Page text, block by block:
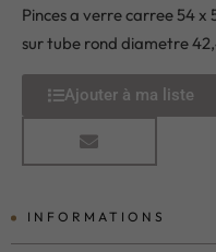
Pinces a verre carree 54 x
sur tube rond diametre
Ajouter à ma liste
INFORMATIONS